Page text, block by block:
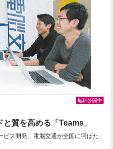
質を高める「Teams」
ス開発。電脳交通が全国に羽ばた
無料公開中